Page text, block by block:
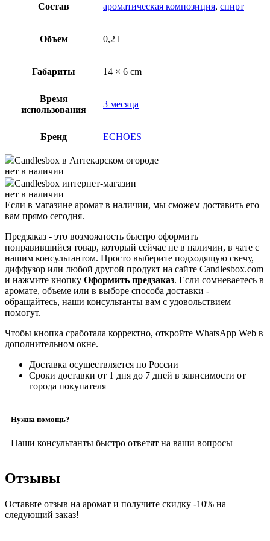
Состав ароматическая композиция, спирт
Объем 0,2 l
Габариты 14 × 6 cm
Время
использования
3 месяца
Бренд ECHOES
Candlesbox в Аптекарском огороде
нет в наличии
Candlesbox интернет-магазин
нет в наличии
Если в магазине аромат в наличии, мы сможем доставить его
вам прямо сегодня.
Предзаказ - это возможность быстро оформить
понравившийся товар, который сейчас не в наличии, в чате с
нашим консультантом. Просто выберите подходящую свечу,
диффузор или любой другой продукт на сайте Candlesbox.com
и нажмите кнопку Оформить предзаказ. Если сомневаетесь в
аромате, объеме или в выборе способа доставки -
обращайтесь, наши консультанты вам с удовольствием
помогут.
Чтобы кнопка сработала корректно, откройте WhatsApp Web в
дополнительном окне.
Доставка осуществляется по России
Сроки доставки от 1 дня до 7 дней в зависимости от
города покупателя
Нужна помощь?
Наши консультанты быстро ответят на ваши вопросы
Отзывы
Оставьте отзыв на аромат и получите скидку -10% на
следующий заказ!